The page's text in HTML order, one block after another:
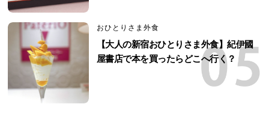
おひとりさま外食
【大人の新宿おひとりさま外食】紀伊國
屋書店で本を買ったらどこへ行く？